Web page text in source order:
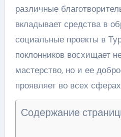
различные
вкладывает средства в
социальные проекты в
поклонников восхищает
мастерство, но и ее
проявляет во всех
Содержание